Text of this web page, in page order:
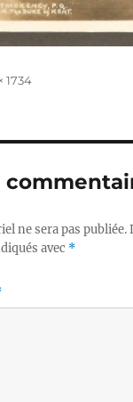
1734
ne sera pas publiée.
avec *